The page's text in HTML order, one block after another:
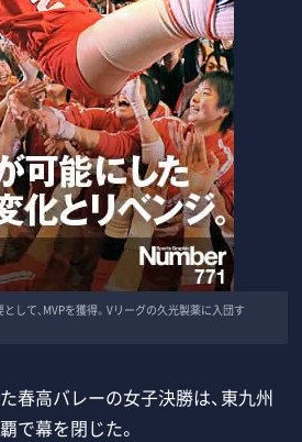
して、MVPを獲得。Vリーグの久光製薬に入団す
春高バレーの女子決勝は、東九州
で幕を閉じた。